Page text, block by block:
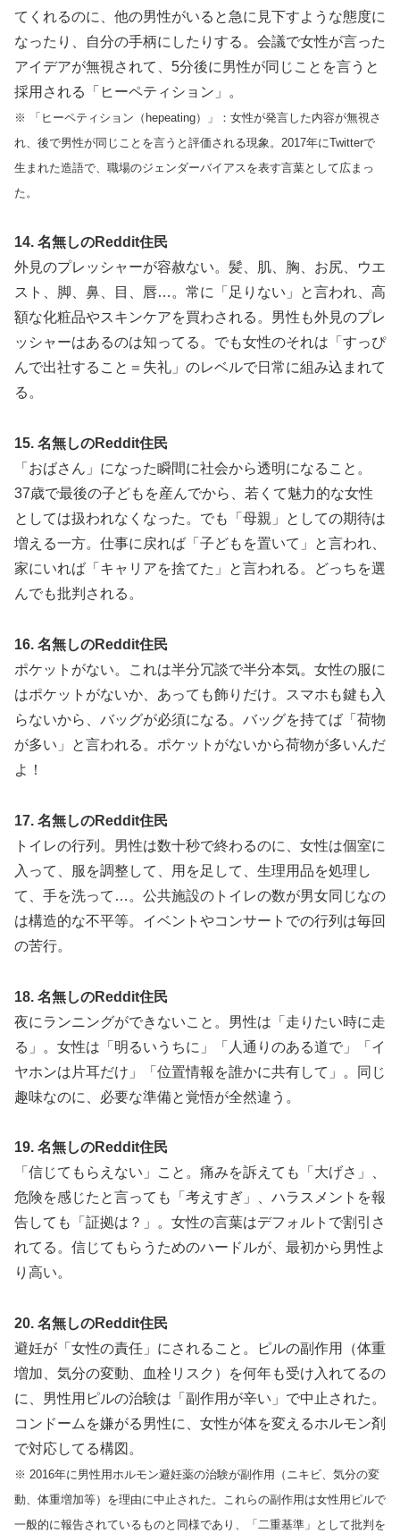
てくれるのに、他の男性がいると急に見下すような態度に
なったり、自分の手柄にしたりする。会議で女性が言った
アイデアが無視されて、5分後に男性が同じことを言うと
採用される「ヒーペティション」。
※ 「ヒーペティション（hepeating）」：女性が発言した内容が無視さ
れ、後で男性が同じことを言うと評価される現象。2017年にTwitterで
生まれた造語で、職場のジェンダーバイアスを表す言葉として広まっ
た。
14. 名無しのReddit住民
外見のプレッシャーが容赦ない。髪、肌、胸、お尻、ウエ
スト、脚、鼻、目、唇…。常に「足りない」と言われ、高
額な化粧品やスキンケアを買わされる。男性も外見のプレ
ッシャーはあるのは知ってる。でも女性のそれは「すっぴ
んで出社すること＝失礼」のレベルで日常に組み込まれて
る。
15. 名無しのReddit住民
「おばさん」になった瞬間に社会から透明になること。
37歳で最後の子どもを産んでから、若くて魅力的な女性
としては扱われなくなった。でも「母親」としての期待は
増える一方。仕事に戻れば「子どもを置いて」と言われ、
家にいれば「キャリアを捨てた」と言われる。どっちを選
んでも批判される。
16. 名無しのReddit住民
ポケットがない。これは半分冗談で半分本気。女性の服に
はポケットがないか、あっても飾りだけ。スマホも鍵も入
らないから、バッグが必須になる。バッグを持てば「荷物
が多い」と言われる。ポケットがないから荷物が多いんだ
よ！
17. 名無しのReddit住民
トイレの行列。男性は数十秒で終わるのに、女性は個室に
入って、服を調整して、用を足して、生理用品を処理し
て、手を洗って…。公共施設のトイレの数が男女同じなの
は構造的な不平等。イベントやコンサートでの行列は毎回
の苦行。
18. 名無しのReddit住民
夜にランニングができないこと。男性は「走りたい時に走
る」。女性は「明るいうちに」「人通りのある道で」「イ
ヤホンは片耳だけ」「位置情報を誰かに共有して」。同じ
趣味なのに、必要な準備と覚悟が全然違う。
19. 名無しのReddit住民
「信じてもらえない」こと。痛みを訴えても「大げさ」、
危険を感じたと言っても「考えすぎ」、ハラスメントを報
告しても「証拠は？」。女性の言葉はデフォルトで割引さ
れてる。信じてもらうためのハードルが、最初から男性よ
り高い。
20. 名無しのReddit住民
避妊が「女性の責任」にされること。ピルの副作用（体重
増加、気分の変動、血栓リスク）を何年も受け入れてるの
に、男性用ピルの治験は「副作用が辛い」で中止された。
コンドームを嫌がる男性に、女性が体を変えるホルモン剤
で対応してる構図。
※ 2016年に男性用ホルモン避妊薬の治験が副作用（ニキビ、気分の変
動、体重増加等）を理由に中止された。これらの副作用は女性用ピルで
一般的に報告されているものと同様であり、「二重基準」として批判を